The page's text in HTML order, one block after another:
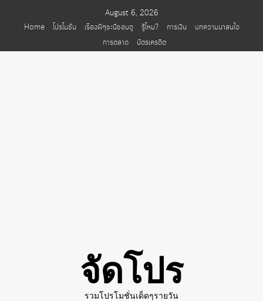
August 6, 2026
Home
โปรโมชั่น เรื่องผีๆชะนีชอบดู รู้ไหม? การเงิน
บทความน่าสนใจ
การตลาด
บัตรเครดิต
จัดโปร
รวมโปรโมชั่นเด็ดๆรายวัน